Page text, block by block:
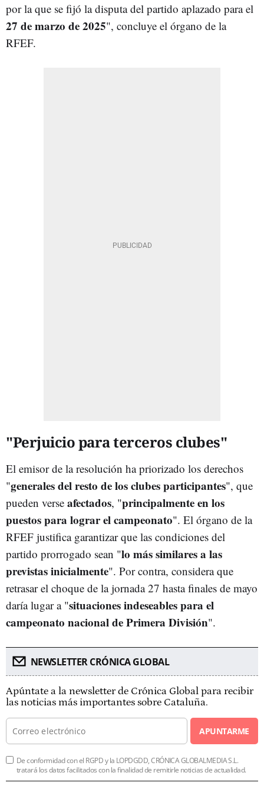
por la que se fijó la disputa del partido aplazado para el
27 de marzo de 2025", concluye el órgano de la
RFEF.
"Perjuicio para terceros clubes"
El emisor de la resolución ha priorizado los derechos
"generales del resto de los clubes participantes", que
pueden verse afectados, "principalmente en los
puestos para lograr el campeonato". El órgano de la
RFEF justifica garantizar que las condiciones del
partido prorrogado sean "lo más similares a las
previstas inicialmente". Por contra, considera que
retrasar el choque de la jornada 27 hasta finales de mayo
daría lugar a "situaciones indeseables para el
campeonato nacional de Primera División".
NEWSLETTER CRÓNICA GLOBAL
Apúntate a la newsletter de Crónica Global para recibir
las noticias más importantes sobre Cataluña.
APUNTARME
De conformidad con el RGPD y la LOPDGDD, CRÓNICA GLOBALMEDIA S.L.
tratará los datos facilitados con la finalidad de remitirle noticias de actualidad.